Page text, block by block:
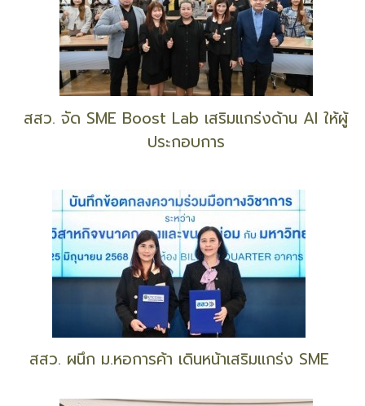
สสว. จัด SME Boost Lab เสริมแกร่งด้าน AI ให้ผู้
ประกอบการ
สสว. ผนึก ม.หอการค้า เดินหน้าเสริมแกร่ง SME